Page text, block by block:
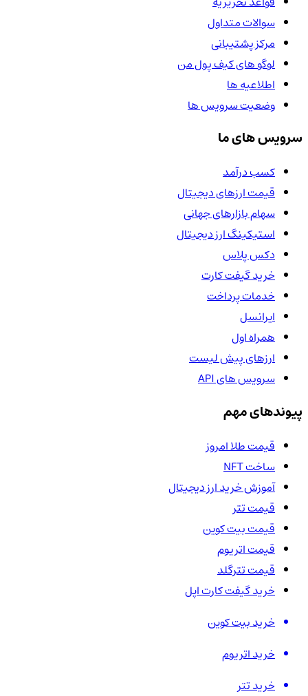
سوالات متداول
مرکز پشتیبانی
لوگو های کیف پول من
اطلاعیه ها
وضعیت سرویس ها
سرویس های ما
کسب درآمد
قیمت ارزهای دیجیتال
سهام بازارهای جهانی
استیکینگ ارز دیجیتال
دکس پلاس
خرید گیفت کارت
خدمات پرداخت
ایرانسل
همراه اول
ارزهای پیش لیست
سرویس های API
پیوندهای مهم
قیمت طلا امروز
ساخت NFT
آموزش خرید ارز دیجیتال
قیمت تتر
قیمت بیت کوین
قیمت اتریوم
قیمت تترگلد
خرید گیفت کارت اپل
خرید بیت کوین
خرید اتریوم
خرید تتر